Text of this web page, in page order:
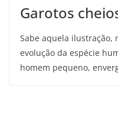
Garotos
Sabe aquela ilustração,
evolução da espécie
homem pequeno,